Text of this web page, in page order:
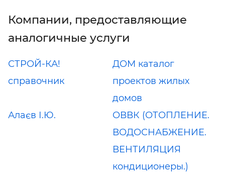
Компании, предоставляющие
аналогичные услуги
СТРОЙ-КА!
справочник
ДОМ каталог
проектов жилых
домов
Алаєв І.Ю.
ОВВК (ОТОПЛЕНИЕ.
ВОДОСНАБЖЕНИЕ.
ВЕНТИЛЯЦИЯ
кондиционеры.)